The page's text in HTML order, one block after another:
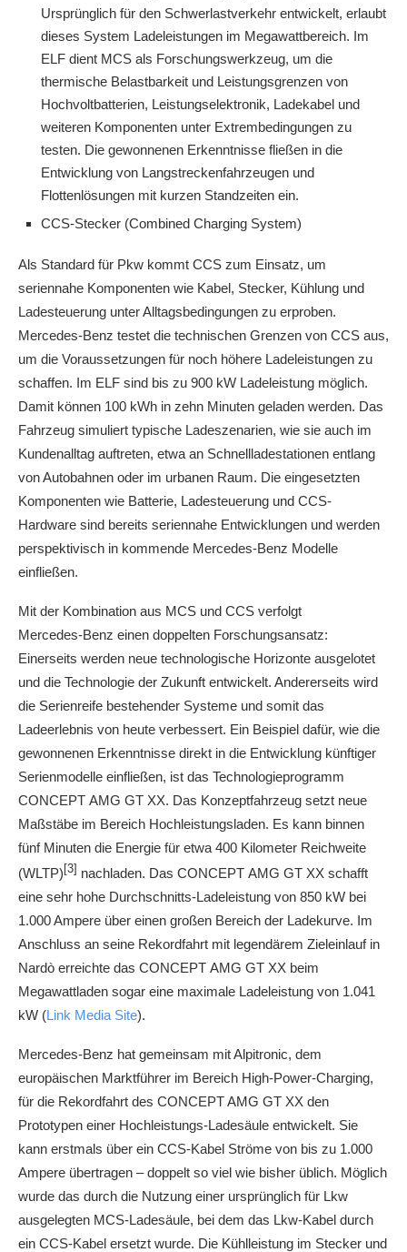
Ursprünglich für den Schwerlastverkehr entwickelt, erlaubt
dieses System Ladeleistungen im Megawattbereich. Im
ELF dient MCS als Forschungswerkzeug, um die
thermische Belastbarkeit und Leistungsgrenzen von
Hochvoltbatterien, Leistungselektronik, Ladekabel und
weiteren Komponenten unter Extrembedingungen zu
testen. Die gewonnenen Erkenntnisse fließen in die
Entwicklung von Langstreckenfahrzeugen und
Flottenlösungen mit kurzen Standzeiten ein.
CCS-Stecker (Combined Charging System)
Als Standard für Pkw kommt CCS zum Einsatz, um
seriennahe Komponenten wie Kabel, Stecker, Kühlung und
Ladesteuerung unter Alltagsbedingungen zu erproben.
Mercedes‑Benz testet die technischen Grenzen von CCS aus,
um die Voraussetzungen für noch höhere Ladeleistungen zu
schaffen. Im ELF sind bis zu 900 kW Ladeleistung möglich.
Damit können 100 kWh in zehn Minuten geladen werden. Das
Fahrzeug simuliert typische Ladeszenarien, wie sie auch im
Kundenalltag auftreten, etwa an Schnellladestationen entlang
von Autobahnen oder im urbanen Raum. Die eingesetzten
Komponenten wie Batterie, Ladesteuerung und CCS-
Hardware sind bereits seriennahe Entwicklungen und werden
perspektivisch in kommende Mercedes‑Benz Modelle
einfließen.
Mit der Kombination aus MCS und CCS verfolgt
Mercedes‑Benz einen doppelten Forschungsansatz:
Einerseits werden neue technologische Horizonte ausgelotet
und die Technologie der Zukunft entwickelt. Andererseits wird
die Serienreife bestehender Systeme und somit das
Ladeerlebnis von heute verbessert. Ein Beispiel dafür, wie die
gewonnenen Erkenntnisse direkt in die Entwicklung künftiger
Serienmodelle einfließen, ist das Technologieprogramm
CONCEPT AMG GT XX. Das Konzeptfahrzeug setzt neue
Maßstäbe im Bereich Hochleistungsladen. Es kann binnen
fünf Minuten die Energie für etwa 400 Kilometer Reichweite
(WLTP) [3]
nachladen. Das CONCEPT AMG GT XX schafft
eine sehr hohe Durchschnitts-Ladeleistung von 850 kW bei
1.000 Ampere über einen großen Bereich der Ladekurve. Im
Anschluss an seine Rekordfahrt mit legendärem Zieleinlauf in
Nardò erreichte das CONCEPT AMG GT XX beim
Megawattladen sogar eine maximale Ladeleistung von 1.041
kW (Link Media Site).
Mercedes‑Benz hat gemeinsam mit Alpitronic, dem
europäischen Marktführer im Bereich High-Power-Charging,
für die Rekordfahrt des CONCEPT AMG GT XX den
Prototypen einer Hochleistungs-Ladesäule entwickelt. Sie
kann erstmals über ein CCS-Kabel Ströme von bis zu 1.000
Ampere übertragen – doppelt so viel wie bisher üblich. Möglich
wurde das durch die Nutzung einer ursprünglich für Lkw
ausgelegten MCS-Ladesäule, bei dem das Lkw-Kabel durch
ein CCS-Kabel ersetzt wurde. Die Kühlleistung im Stecker und